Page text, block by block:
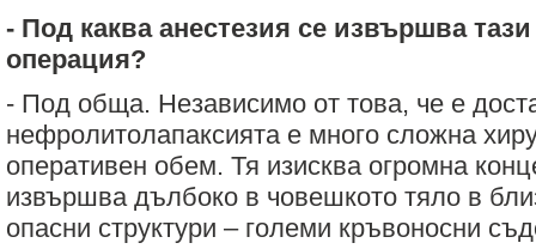
- Под каква анестезия се извършва
операция?
- Под обща. Независимо от това, че е
нефролитолапаксията е много сложна
оперативен обем. Тя изисква огромна
извършва дълбоко в човешкото тяло в
опасни структури – големи кръвоносни